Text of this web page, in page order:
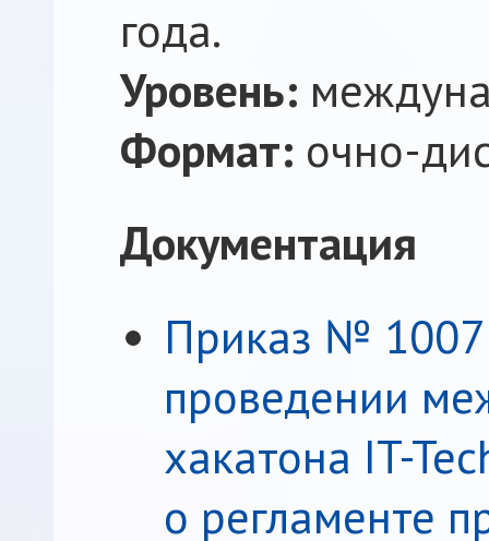
года.
Уровень:
Формат: очно-
Документация
Приказ №
проведении
хакатона IT-
о регламенте